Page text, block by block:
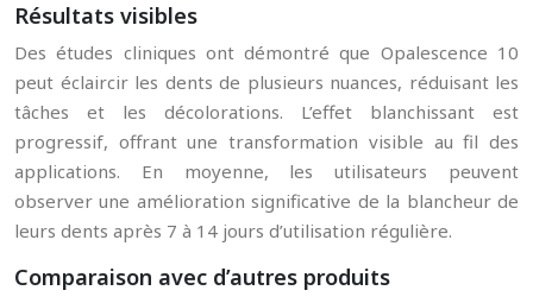
Résultats visibles
Des études cliniques ont démontré que Opalescence 10
peut éclaircir les dents de plusieurs nuances, réduisant les
tâches et les décolorations. L’effet blanchissant est
progressif, offrant une transformation visible au fil des
applications. En moyenne, les utilisateurs peuvent
observer une amélioration significative de la blancheur de
leurs dents après 7 à 14 jours d’utilisation régulière.
Comparaison avec d’autres produits